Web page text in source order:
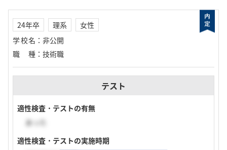
24年卒 理系
女性
学校名 ： 非公開
職種 ： 技術職
テスト
適性検査・テストの有無
あった
適性検査・テストの実施時期